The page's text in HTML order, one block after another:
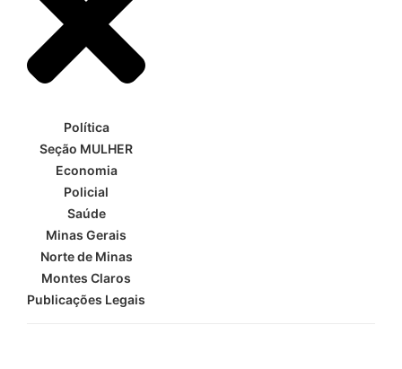
Política
Seção MULHER
Economia
Policial
Saúde
Minas Gerais
Norte de Minas
Montes Claros
Publicações Legais